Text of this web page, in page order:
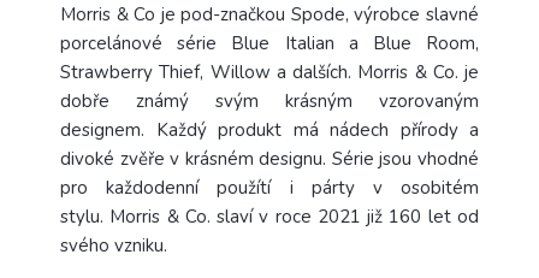
Morris & Co je pod-značkou Spode, výrobce slavné
porcelánové série Blue Italian a Blue Room,
Strawberry Thief, Willow a dalších. Morris & Co. je
dobře známý svým krásným vzorovaným
designem. Každý produkt má nádech přírody a
divoké zvěře v krásném designu. Série jsou vhodné
pro každodenní použítí i párty v osobitém
stylu. Morris & Co. slaví v roce 2021 již 160 let od
svého vzniku.